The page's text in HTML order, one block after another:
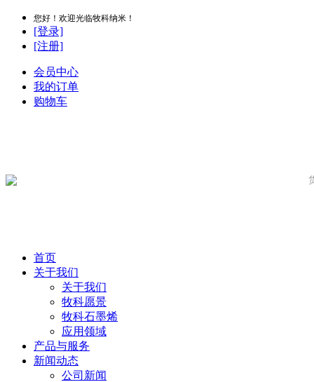
您好！欢迎光临牧科纳米！
[登录]
[注册]
会员中心
我的订单
购物车
首页
关于我们
关于我们
牧科愿景
牧科石墨烯
应用领域
产品与服务
新闻动态
公司新闻